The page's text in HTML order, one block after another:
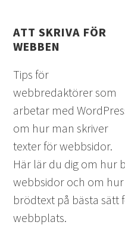
ATT SKRIVA FÖR
WEBBEN
Tips för
webbredaktörer som
arbetar med
om hur man skriver
texter för webbsidor.
Här lär du dig om hur
webbsidor och om
brödtext på bästa
webbplats.